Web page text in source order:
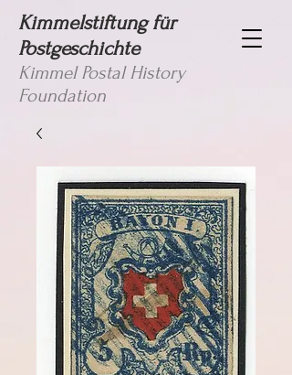
Kimmelstiftung für
Postgeschichte
Kimmel Postal History
Foundation